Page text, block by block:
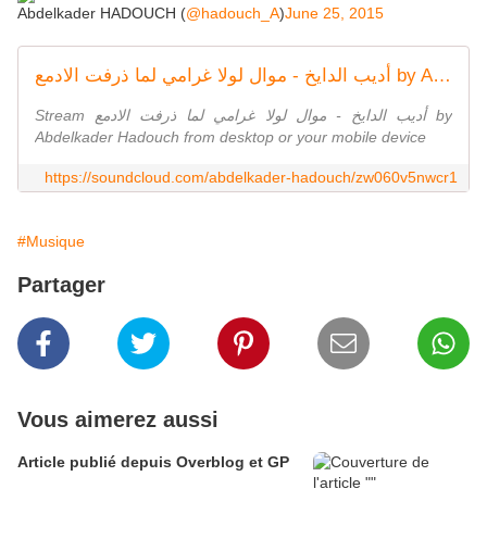
Abdelkader HADOUCH (@hadouch_A)June 25, 2015
أديب الدايخ - موال لولا غرامي لما ذرفت الادمع by Abdelkader Hadouch
Stream أديب الدايخ - موال لولا غرامي لما ذرفت الادمع by
Abdelkader Hadouch from desktop or your mobile device
https://soundcloud.com/abdelkader-hadouch/zw060v5nwcr1
#Musique
Partager
Vous aimerez aussi
Article publié depuis Overblog et GP